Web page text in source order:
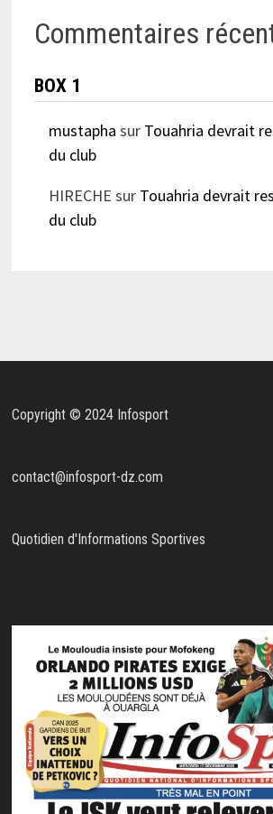
Commentaires
BOX 1
mustapha sur Touahria devrait
du club
HIRECHE sur Touahria devrait
du club
Copyright © 2024 Infosport
contact@infosport-dz.com
Quotidien d'Informations Sportives